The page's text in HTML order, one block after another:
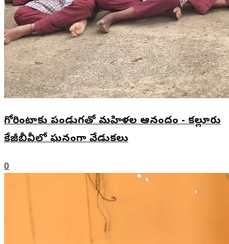
గోరింటాకు పండుగతో మహిళల ఆనందం - కల్లూరు
కేజీబీవీలో ఘనంగా వేడుకలు
0